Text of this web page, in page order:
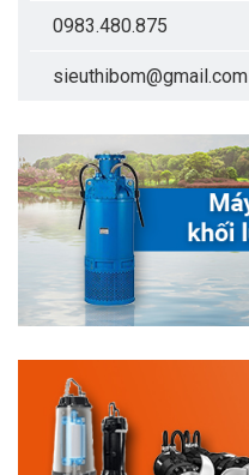
0983.480.875
sieuthibom@gmail.com